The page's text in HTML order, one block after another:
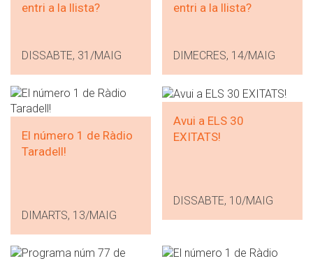
entri a la llista?
DISSABTE, 31/MAIG
entri a la llista?
DIMECRES, 14/MAIG
El número 1 de Ràdio
Taradell!
DIMARTS, 13/MAIG
Avui a ELS 30
EXITATS!
DISSABTE, 10/MAIG